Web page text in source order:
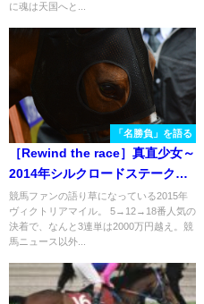
に魂は天国へと...
「名勝負」を語る
［Rewind the race］真直少女～
2014年シルクロードステークス
～
競馬ファンの語り草になっている2015年
ヴィクトリアマイル。 5→12→18番人気の
決着で、なんと3連単は2000万円越え。競
馬ニュース以外...